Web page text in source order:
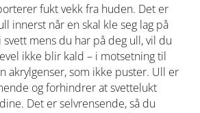
fukt vekk fra huden. Det er
innerst når en skal kle seg lag på
mens du har på deg ull, vil du
ikke blir kald – i motsetning til
akrylgenser, som ikke puster. Ull er
og forhindrer at svettelukt
Det er selvrensende, så du